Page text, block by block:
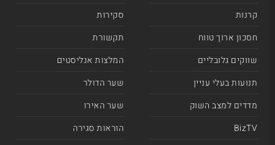
קרנות
חסכון ארוך טווח
שווקים גלובליים
תנועות בעלי עניין
מדדים למצב השוק
BizTV
סקירות
תקשורת
המלצות אנליסטים
שער הדולר
שער האירו
הוראות סגירה